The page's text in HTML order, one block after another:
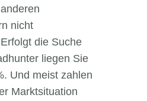
nicht
die Suche
liegen Sie
Und meist zahlen
Marktsituation